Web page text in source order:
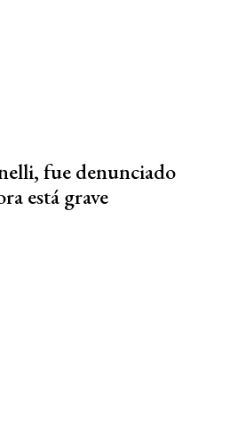
fue denunciado
está grave